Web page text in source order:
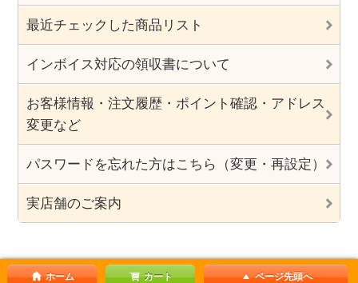
最近チェックした商品リスト
インボイス対応の領収書について
お客様情報・注文履歴・ポイント確認・アドレス
変更など
パスワードを忘れた方はこちら（変更・再設定）
実店舗のご案内
ホーム カート ページ先頭へ